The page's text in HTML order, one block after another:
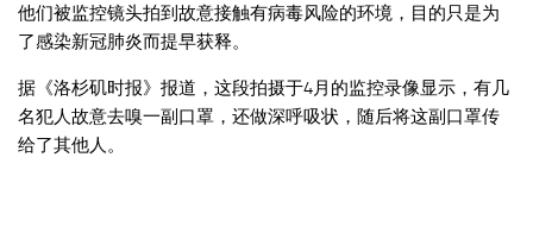
他们被监控镜头拍到故意接触有病毒风险的环境，目的只是为
了感染新冠肺炎而提早获释。
据《洛杉矶时报》报道，这段拍摄于4月的监控录像显示，有几
名犯人故意去嗅一副口罩，还做深呼吸状，随后将这副口罩传
给了其他人。